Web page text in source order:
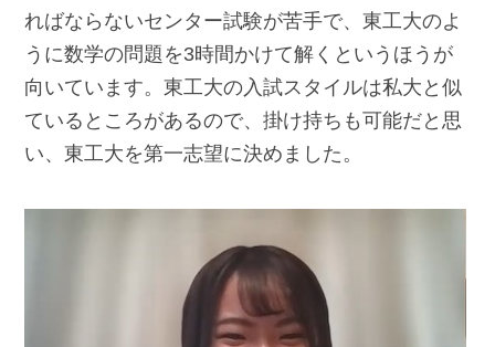
ればならないセンター試験が苦手で、東工大のよ
うに数学の問題を3時間かけて解くというほうが
向いています。東工大の入試スタイルは私大と似
ているところがあるので、掛け持ちも可能だと思
い、東工大を第一志望に決めました。